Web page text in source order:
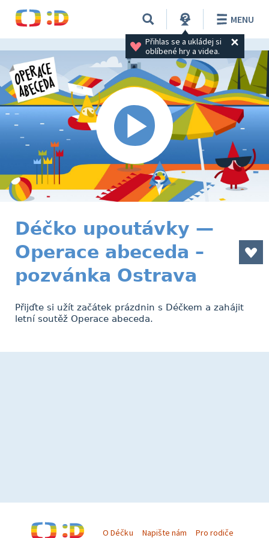
Přihlas se a ukládej si
oblíbené hry a videa.
MENU
Déčko upoutávky —
Operace abeceda –
pozvánka Ostrava
Přijďte si užít začátek prázdnin s Déčkem a zahájit
letní soutěž Operace abeceda.
O Déčku Napište nám Pro rodiče